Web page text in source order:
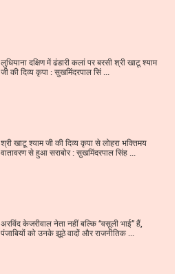
लुधियाना दक्षिण में ढंडारी कलां पर बरसी श्री खाटू श्याम
जी की दिव्य कृपा : सुखमिंदरपाल सिं ...
श्री खाटू श्याम जी की दिव्य कृपा से लोहरा भक्तिमय
वातावरण से हुआ सराबोर : सुखमिंदरपाल सिंह ...
अरविंद केजरीवाल नेता नहीं बल्कि “वसूली भाई” हैं,
पंजाबियों को उनके झूठे वादों और राजनीतिक ...